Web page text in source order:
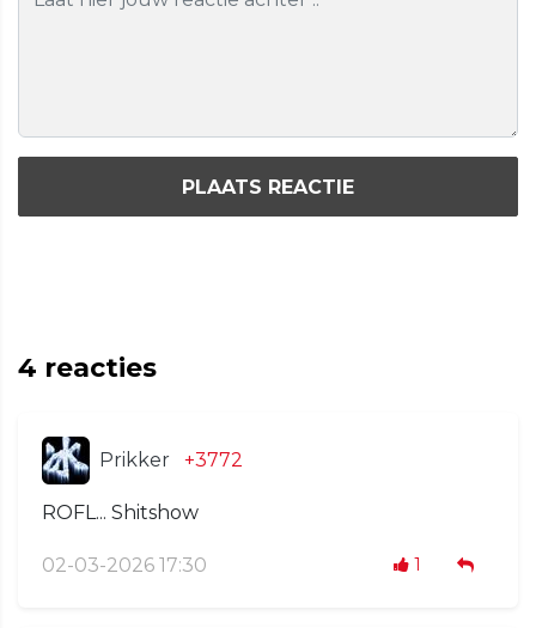
PLAATS REACTIE
4 reacties
Prikker +3772
ROFL... Shitshow
02-03-2026 17:30 1